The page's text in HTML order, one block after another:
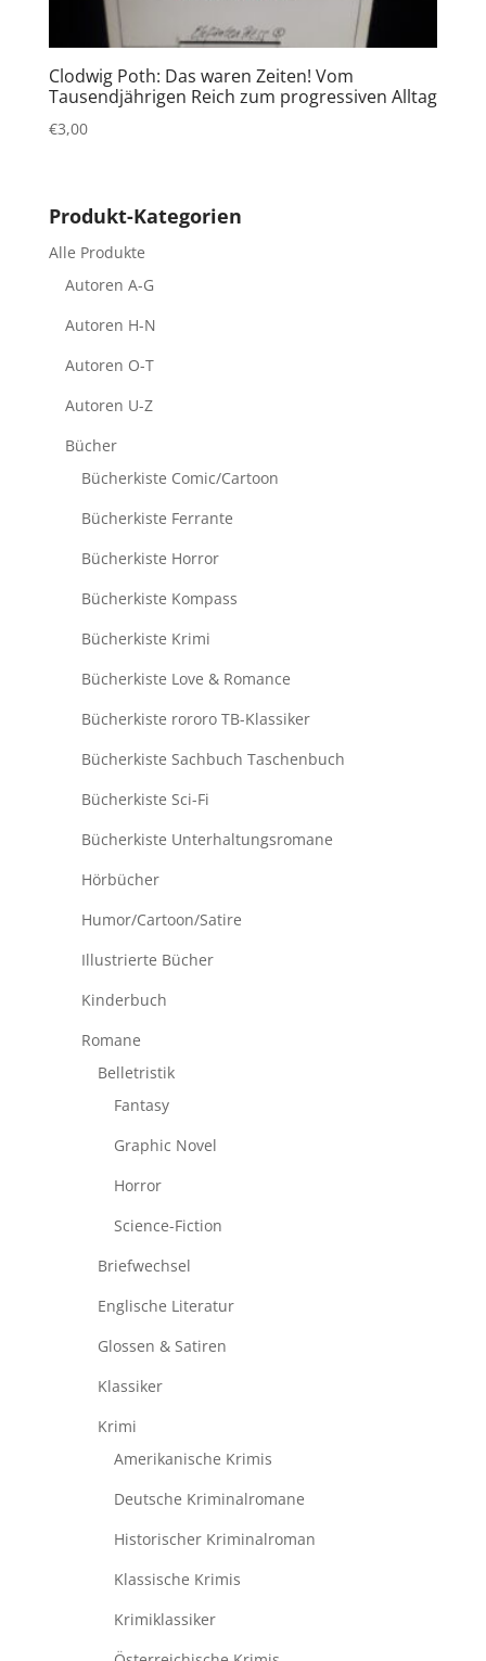
Clodwig Poth: Das waren Zeiten! Vom
Tausendjährigen Reich zum progressiven Alltag
€3,00
Produkt-Kategorien
Alle Produkte
Autoren A-G
Autoren H-N
Autoren O-T
Autoren U-Z
Bücher
Bücherkiste Comic/Cartoon
Bücherkiste Ferrante
Bücherkiste Horror
Bücherkiste Kompass
Bücherkiste Krimi
Bücherkiste Love & Romance
Bücherkiste rororo TB-Klassiker
Bücherkiste Sachbuch Taschenbuch
Bücherkiste Sci-Fi
Bücherkiste Unterhaltungsromane
Hörbücher
Humor/Cartoon/Satire
Illustrierte Bücher
Kinderbuch
Romane
Belletristik
Fantasy
Graphic Novel
Horror
Science-Fiction
Briefwechsel
Englische Literatur
Glossen & Satiren
Klassiker
Krimi
Amerikanische Krimis
Deutsche Kriminalromane
Historischer Kriminalroman
Klassische Krimis
Krimiklassiker